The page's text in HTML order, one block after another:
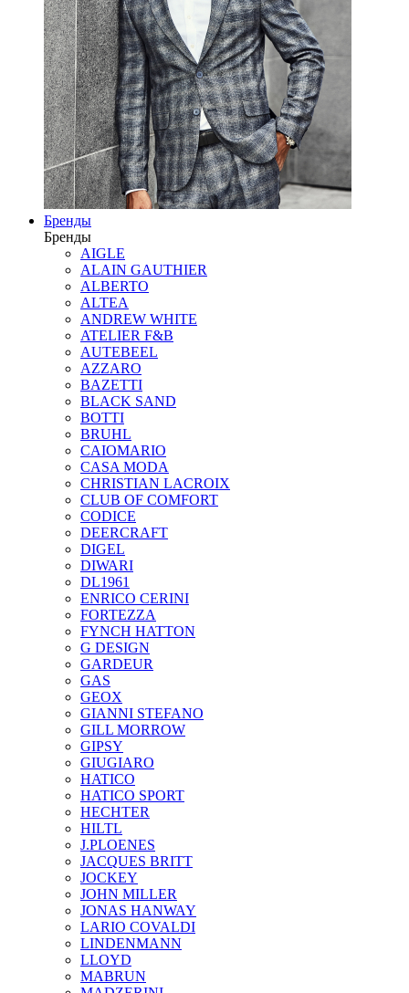
Бренды
Бренды
AIGLE
ALAIN GAUTHIER
ALBERTO
ALTEA
ANDREW WHITE
ATELIER F&B
AUTEBEEL
AZZARO
BAZETTI
BLACK SAND
BOTTI
BRUHL
CAIOMARIO
CASA MODA
CHRISTIAN LACROIX
CLUB OF COMFORT
CODICE
DEERCRAFT
DIGEL
DIWARI
DL1961
ENRICO CERINI
FORTEZZA
FYNCH HATTON
G DESIGN
GARDEUR
GAS
GEOX
GIANNI STEFANO
GILL MORROW
GIPSY
GIUGIARO
HATICO
HATICO SPORT
HECHTER
HILTL
J.PLOENES
JAСQUES BRITT
JOCKEY
JOHN MILLER
JONAS HANWAY
LARIO COVALDI
LINDENMANN
LLOYD
MABRUN